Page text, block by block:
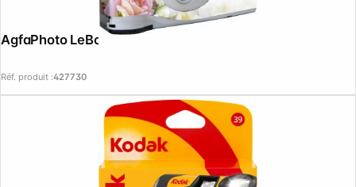
AgfaPhoto LeBox Wedding
Réf. produit :427730